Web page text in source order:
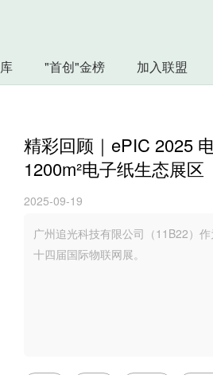
"首创"金榜 加入联盟
精彩回顾｜ePIC 2025
1200m²电子纸生态展区
2025-09-19
广州追光科技有限公司（11B22）
十四届国际物联网展。